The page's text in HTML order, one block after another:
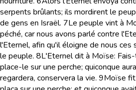
serpents brûlants; ils mordirent le
de gens en Israël. 7Le peuple vint à
péché, car nous avons parlé contre
l'Eternel, afin qu'il éloigne de nous
le peuple. 8L'Eternel dit à Moïse:
place-le sur une perche; quiconque
regardera, conservera la vie. 9Moïse